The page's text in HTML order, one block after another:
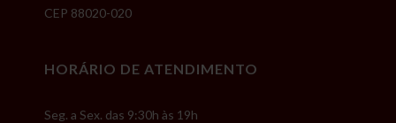
CEP 88020-020
HORÁRIO DE ATENDIMENTO
Seg. a Sex. das 9:30h às 19h